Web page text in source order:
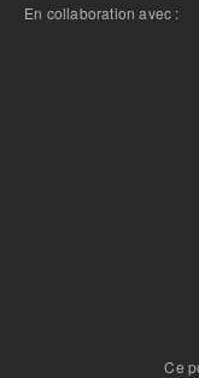
En collaboration avec :
Ce